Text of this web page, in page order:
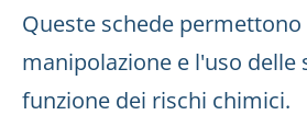
Queste schede
manipolazione e l'uso delle
funzione dei rischi chimici.